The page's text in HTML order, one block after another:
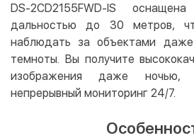
Кредит
Мгновенная рассрочка
Оплата частями (Приватбанк)
Покупка частями (Монобанк)
DS-2CD2155FWD-IS
дальностью до 30 метров,
наблюдать за объектами
темноты. Вы получите
изображения даже ночью,
непрерывный мониторинг 24/7.